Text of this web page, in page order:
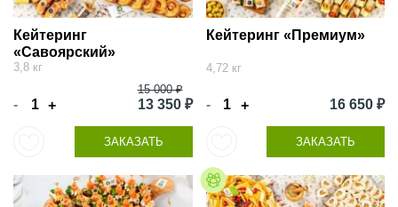
Кейтеринг
«Савоярский»
3,8 кг
- +
15 000 ₽
13 350 ₽
ЗАКАЗАТЬ
Кейтеринг «Премиум»
4,72 кг
- + 16 650 ₽
ЗАКАЗАТЬ